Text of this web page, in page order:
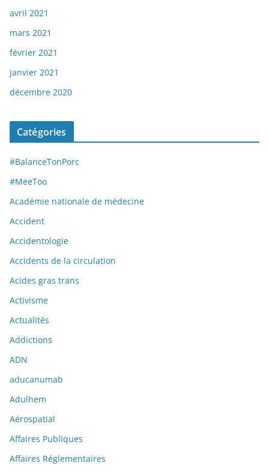
avril 2021
mars 2021
février 2021
janvier 2021
décembre 2020
Catégories
#BalanceTonPorc
#MeeToo
Académie nationale de médecine
Accident
Accidentologie
Accidents de la circulation
Acides gras trans
Activisme
Actualités
Addictions
ADN
aducanumab
Adulhem
Aérospatial
Affaires Publiques
Affaires Réglementaires